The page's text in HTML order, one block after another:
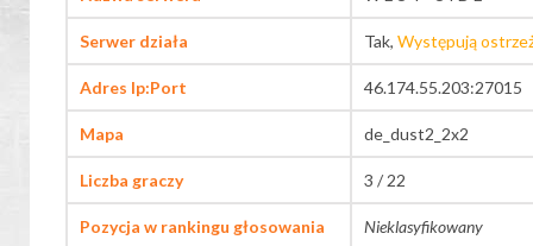
Serwer działa Tak, Występują
Adres Ip:Port 46.174.55.203:27015
Mapa de_dust2_2x2
Liczba graczy 3 / 22
Pozycja w rankingu głosowania Nieklasyfikowany